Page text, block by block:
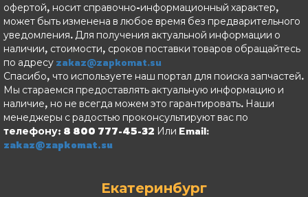
офертой, носит справочно-информационный характер,
может быть изменена в любое время без предварительного
уведомления. Для получения актуальной информации о
наличии, стоимости, сроков поставки товаров обращайтесь
по адресу zakaz@zapkomat.su
Спасибо, что используете наш портал для поиска запчастей.
Мы стараемся предоставлять актуальную информацию и
наличие, но не всегда можем это гарантировать. Наши
менеджеры с радостью проконсультируют вас по
телефону: 8 800 777-45-32 Или Email:
zakaz@zapkomat.su
Екатеринбург